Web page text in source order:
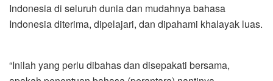
Indonesia di seluruh dunia dan mudahnya bahasa
Indonesia diterima, dipelajari, dan dipahami khalayak luas.
“Inilah yang perlu dibahas dan disepakati bersama,